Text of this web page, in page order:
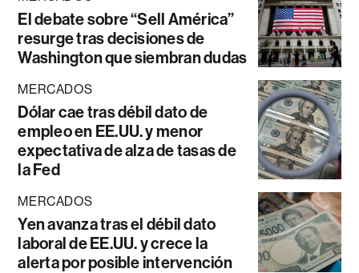
El debate sobre “Sell América”
resurge tras decisiones de
Washington que siembran dudas
MERCADOS
Dólar cae tras débil dato de
empleo en EE.UU. y menor
expectativa de alza de tasas de
la Fed
MERCADOS
Yen avanza tras el débil dato
laboral de EE.UU. y crece la
alerta por posible intervención